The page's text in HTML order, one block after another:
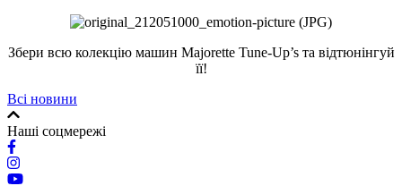
Збери всю колекцію машин Majorette Tune-Up’s та відтюнінгуй
її!
Всі новини
Наші соцмережі